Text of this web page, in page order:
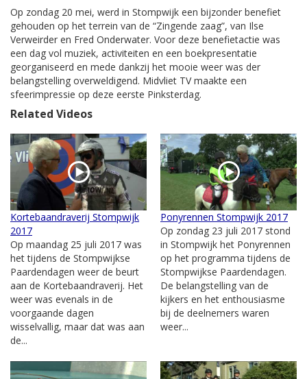
Op zondag 20 mei, werd in Stompwijk een bijzonder benefiet
gehouden op het terrein van de “Zingende zaag”, van Ilse
Verweirder en Fred Onderwater. Voor deze benefietactie was
een dag vol muziek, activiteiten en een boekpresentatie
georganiseerd en mede dankzij het mooie weer was der
belangstelling overweldigend. Midvliet TV maakte een
sfeerimpressie op deze eerste Pinksterdag.
Related Videos
Kortebaandraverij Stompwijk
2017
Op maandag 25 juli 2017 was
het tijdens de Stompwijkse
Paardendagen weer de beurt
aan de Kortebaandraverij. Het
weer was evenals in de
voorgaande dagen
wisselvallig, maar dat was aan
de...
Ponyrennen Stompwijk 2017
Op zondag 23 juli 2017 stond
in Stompwijk het Ponyrennen
op het programma tijdens de
Stompwijkse Paardendagen.
De belangstelling van de
kijkers en het enthousiasme
bij de deelnemers waren
weer...